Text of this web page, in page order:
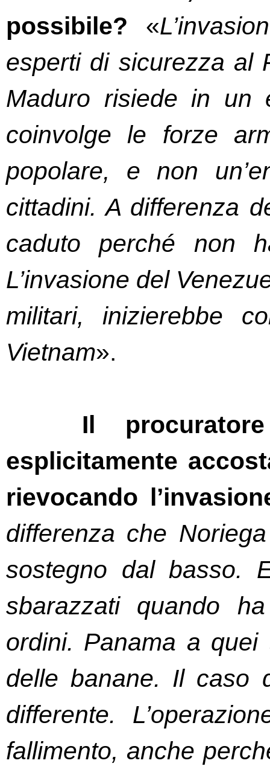
possibile? «
esperti di sicurezza al
Maduro risiede in un
coinvolge le forze
popolare, e non
cittadini. A differenza
caduto perché non
L’invasione del
militari, inizierebbe
Vietnam».
Il
esplicitamente
rievocando
differenza che
sostegno dal basso.
sbarazzati quando
ordini. Panama a
delle banane. Il caso
differente.
fallimento, anche